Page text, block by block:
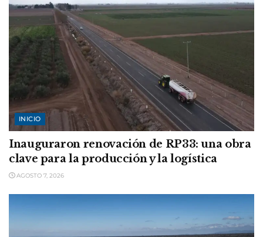
INICIO
Inauguraron renovación de RP33: una obra
clave para la producción y la logística
AGOSTO 7, 2026